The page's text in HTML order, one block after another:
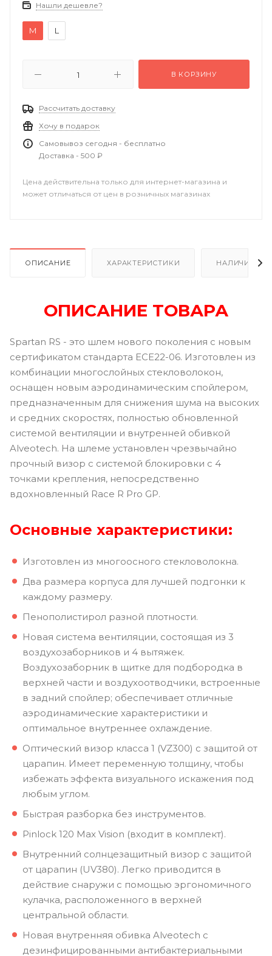
Нашли дешевле?
M L
В КОРЗИНУ
Рассчитать доставку
Хочу в подарок
Самовывоз сегодня - бесплатно
Доставка - 500 ₽
Цена действительна только для интернет-магазина и
может отличаться от цен в розничных магазинах
ОПИСАНИЕ ХАРАКТЕРИСТИКИ НАЛИЧИЕ В
ОПИСАНИЕ ТОВАРА
Spartan RS - это шлем нового поколения с новым
сертификатом стандарта ECE22-06. Изготовлен из
комбинации многослойных стекловолокон,
оснащен новым аэродинамическим спойлером,
предназначенным для снижения шума на высоких
и средних скоростях, полностью обновленной
системой вентиляции и внутренней обивкой
Alveotech. На шлеме установлен чрезвычайно
прочный визор с системой блокировки с 4
точками крепления, непосредственно
вдохновленный Race R Pro GP.
Основные характеристики:
Изготовлен из многоосного стекловолокна.
Два размера корпуса для лучшей подгонки к
каждому размеру.
Пенополистирол разной плотности.
Новая система вентиляции, состоящая из 3
воздухозаборников и 4 вытяжек.
Воздухозаборник в щитке для подбородка в
верхней части и воздухоотводчики, встроенные
в задний спойлер; обеспечивает отличные
аэродинамические характеристики и
оптимальное внутреннее охлаждение.
Оптический визор класса 1 (VZ300) с защитой от
царапин. Имеет переменную толщину, чтобы
избежать эффекта визуального искажения под
любым углом.
Быстрая разборка без инструментов.
Pinlock 120 Max Vision (входит в комплект).
Внутренний солнцезащитный визор с защитой
от царапин (UV380). Легко приводится в
действие снаружи с помощью эргономичного
кулачка, расположенного в верхней
центральной области.
Новая внутренняя обивка Alveotech с
дезинфицированными антибактериальными